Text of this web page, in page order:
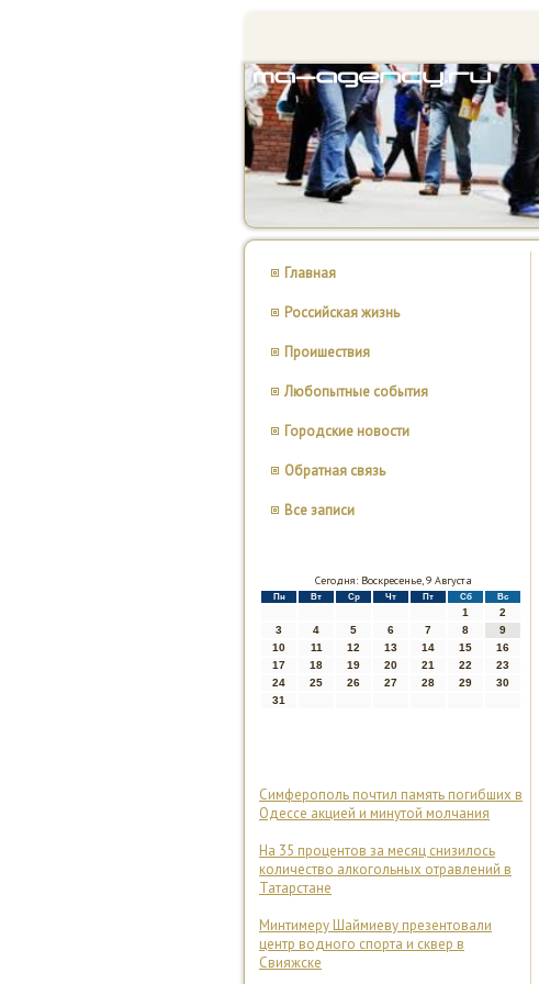
Главная
Российская жизнь
Проишествия
Любопытные события
Городские новости
Обратная связь
Все записи
Сегодня: Воскресенье, 9 Августа
Пн Вт Ср Чт Пт Сб Вс
1
2
3
4 5 6 7 8
9
10
11 12 13 14 15
16
17
18 19 20 21 22
23
24
25 26 27 28 29
30
31
Симферополь почтил память погибших в
Одессе акцией и минутой молчания
На 35 процентов за месяц снизилось
количество алкогольных отравлений в
Татарстане
Минтимеру Шаймиеву презентовали
центр водного спорта и сквер в
Свияжске